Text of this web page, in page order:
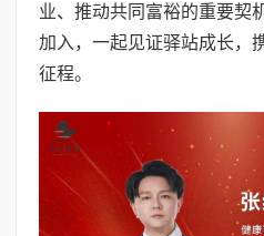
业、推动共同富裕的重要契
加入，一起见证驿站成长，
征程。